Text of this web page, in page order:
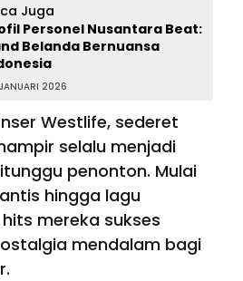
Juga
Personel Nusantara Beat:
Belanda Bernuansa
2026
Westlife, sederet
selalu menjadi
penonton. Mulai
hingga lagu
mereka sukses
mendalam bagi